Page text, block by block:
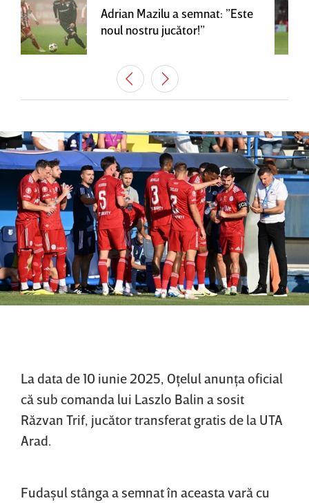
Adrian Mazilu a semnat: ”Este
noul nostru jucător!”
La data de 10 iunie 2025, Oţelul anunţa oficial
că sub comanda lui Laszlo Balin a sosit
Răzvan Trif, jucător transferat gratis de la UTA
Arad.
Fudaşul stânga a semnat în aceasta vară cu